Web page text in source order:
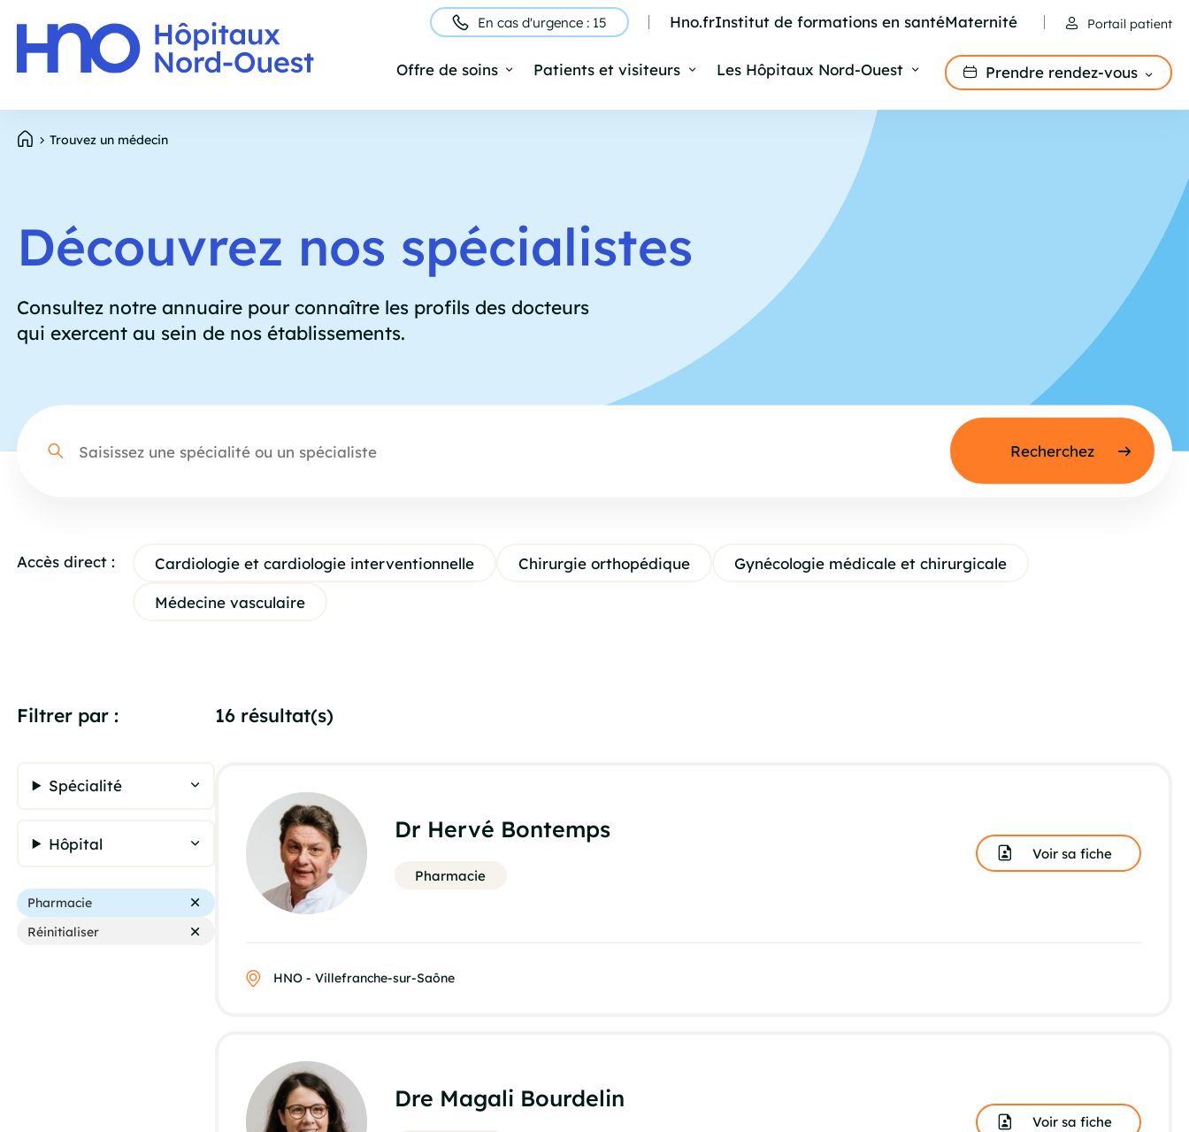
au
Entête
En cas d'urgence : 15 Hno.frInstitut de formations en santéMaternité Portail patient
Navigation
Offre de soins Patients et visiteurs Les Hôpitaux Nord-Ouest Prendre rendez-vous
d'Ariane
Trouvez un médecin
Découvrez nos spécialistes
Consultez notre annuaire pour connaître les profils des docteurs
qui exercent au sein de nos établissements.
Accès direct : Cardiologie et cardiologie interventionnelle Chirurgie orthopédique Gynécologie médicale et chirurgicale
Médecine vasculaire
Filtrer par :
Spécialité
Hôpital
Pharmacie
Réinitialiser
16 résultat(s)
Dr Hervé Bontemps
Pharmacie
Voir sa fiche
HNO - Villefranche-sur-Saône
Dre Magali Bourdelin
Voir sa fiche